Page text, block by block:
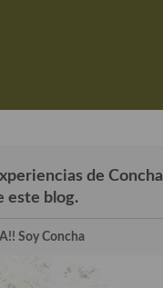
de Concha
este blog.
Soy Concha